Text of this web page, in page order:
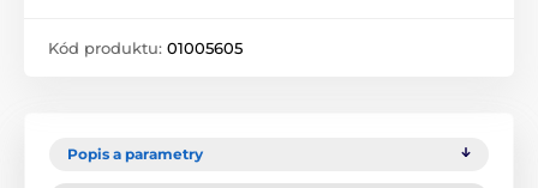
Kód produktu: 01005605
Popis a parametry